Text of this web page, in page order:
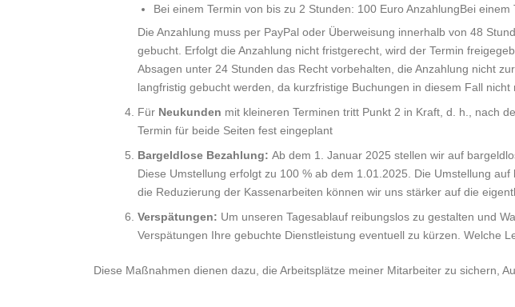
Bei einem Termin von bis zu 2 Stunden: 100 Euro AnzahlungBei
Die Anzahlung muss per PayPal oder Überweisung innerhalb von 48
gebucht. Erfolgt die Anzahlung nicht fristgerecht, wird der Termin
Absagen unter 24 Stunden das Recht vorbehalten, die Anzahlung nicht
langfristig gebucht werden, da kurzfristige Buchungen in diesem Fall nicht
Für Neukunden mit kleineren Terminen tritt Punkt 2 in Kraft, d. h., nach
Termin für beide Seiten fest eingeplant
Bargeldlose Bezahlung: Ab dem 1. Januar 2025 stellen wir auf
Diese Umstellung erfolgt zu 100 % ab dem 1.01.2025. Die Umstellung
die Reduzierung der Kassenarbeiten können wir uns stärker auf die
Verspätungen: Um unseren Tagesablauf reibungslos zu gestalten und
Verspätungen Ihre gebuchte Dienstleistung eventuell zu kürzen. Welche
Diese Maßnahmen dienen dazu, die Arbeitsplätze meiner Mitarbeiter zu sichern,